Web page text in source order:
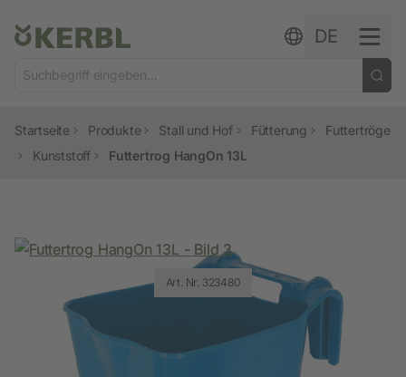
DE
Startseite Produkte Stall und Hof Fütterung
Futtertröge
Kunststoff
Futtertrog HangOn 13L
Art. Nr. 3211695
Art. Nr. 323480